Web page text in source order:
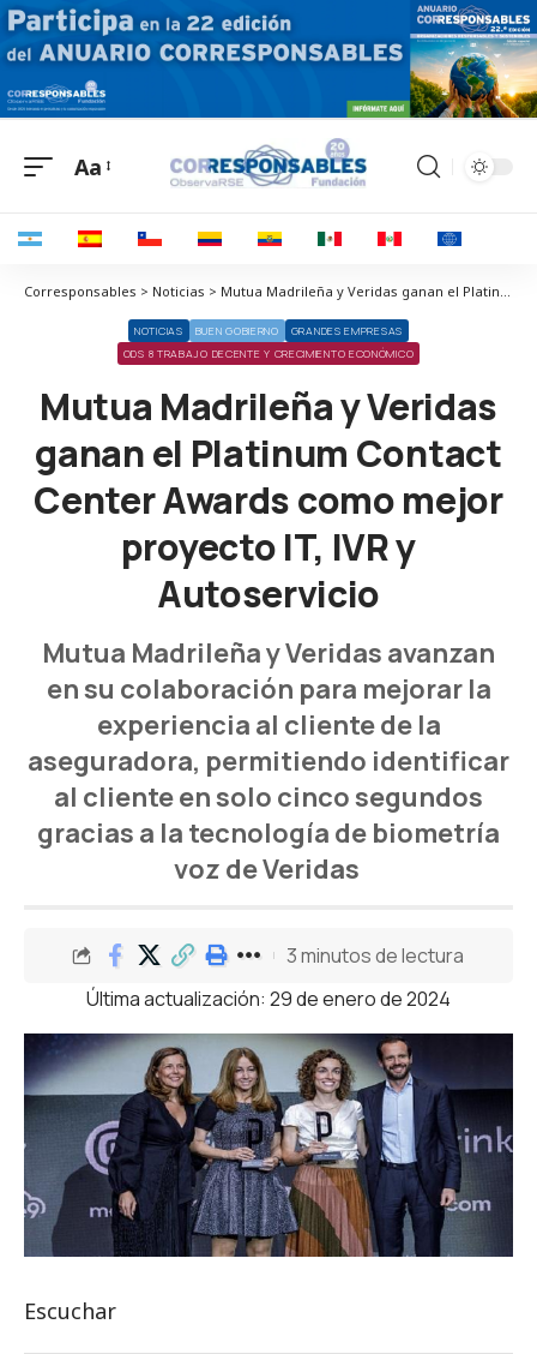
Aa
Corresponsables > Noticias > Mutua Madrileña y Veridas ganan el Platinum Contact Center Awards como mejor proyecto IT, IVR y Autoservicio
NOTICIAS BUEN GOBIERNO
GRANDES EMPRESAS
ODS 8 TRABAJO DECENTE Y CRECIMIENTO ECONÓMICO
Mutua Madrileña y Veridas
ganan el Platinum Contact
Center Awards como mejor
proyecto IT, IVR y
Autoservicio
Mutua Madrileña y Veridas avanzan
en su colaboración para mejorar la
experiencia al cliente de la
aseguradora, permitiendo identificar
al cliente en solo cinco segundos
gracias a la tecnología de biometría
voz de Veridas
Última actualización: 29 de enero de 2024
3 minutos de lectura
Escuchar